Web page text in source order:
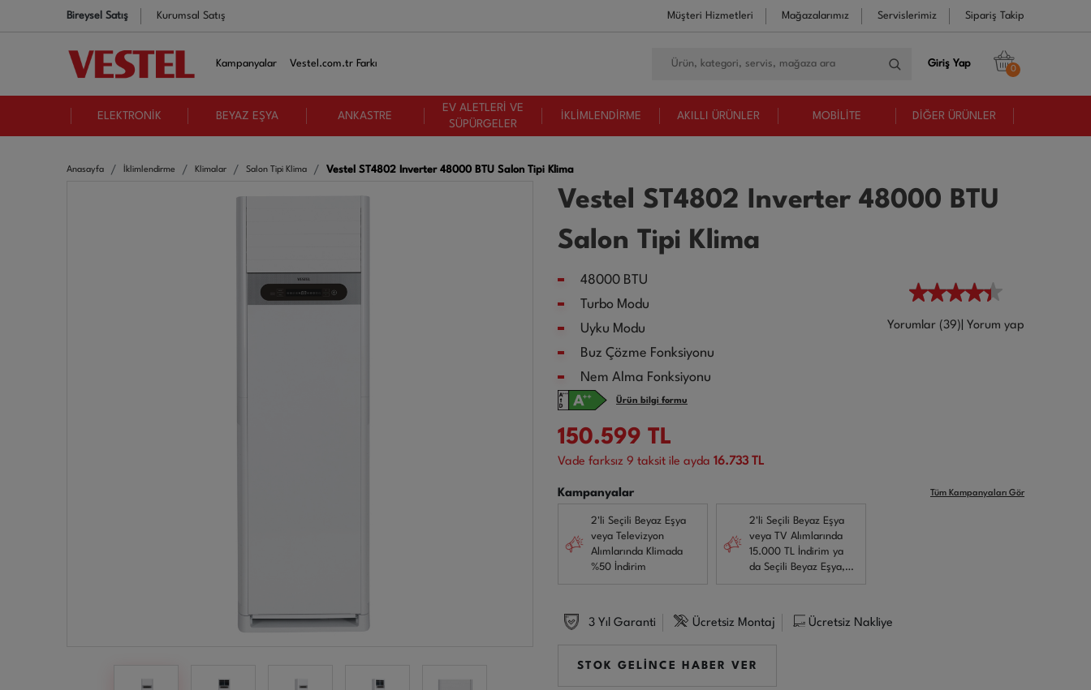
Bireysel Satış Kurumsal Satış Müşteri Hizmetleri Mağazalarımız Servislerimiz Sipariş Takip
Kampanyalar Vestel.com.tr Farkı Giriş Yap 0
ELEKTRONİK BEYAZ EŞYA ANKASTRE
EV ALETLERİ VE
SÜPÜRGELER
İKLİMLENDİRME AKILLI ÜRÜNLER MOBİLİTE DİĞER ÜRÜNLER
Anasayfa İklimlendirme Klimalar Salon Tipi Klima Vestel ST4802 Inverter 48000 BTU Salon Tipi Klima
Vestel ST4802 Inverter 48000 BTU
Salon Tipi Klima
48000 BTU
Turbo Modu
Uyku Modu
Buz Çözme Fonksiyonu
Nem Alma Fonksiyonu
Yorumlar (39) Yorum yap
Ürün bilgi formu
150.599 TL
Vade farksız 9 taksit ile ayda 16.733 TL
Kampanyalar Tüm Kampanyaları Gör
2'li Seçili Beyaz Eşya
veya Televizyon
Alımlarında Klimada
%50 İndirim
2'li Seçili Beyaz Eşya
veya TV Alımlarında
15.000 TL İndirim ya
da Seçili Beyaz Eşya,
Makinesi veya Derin
Dondurucu alımında
3 Yıl Garanti Ücretsiz Montaj Ücretsiz Nakliye
STOK GELİNCE HABER VER